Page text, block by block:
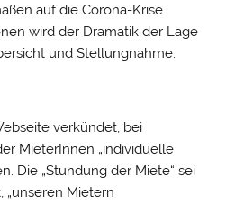
auf die Corona-Krise
wird der Dramatik der Lage
und Stellungnahme.
verkündet, bei
MieterInnen „individuelle
Die „Stundung der Miete“ sei
„unseren Mietern